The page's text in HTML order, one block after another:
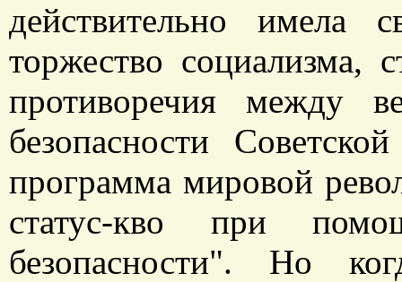
действительно имела
торжество социализма,
противоречия между
безопасности
программа мировой
статус-кво при
безопасности". Но